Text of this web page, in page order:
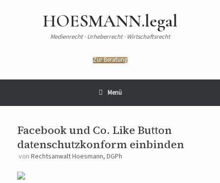
HOESMANN.legal
Medienrecht · Urheberrecht · Wirtschaftsrecht
Zur Beratung
Menü
Facebook und Co. Like Button
datenschutzkonform einbinden
von Rechtsanwalt Hoesmann, DGPh